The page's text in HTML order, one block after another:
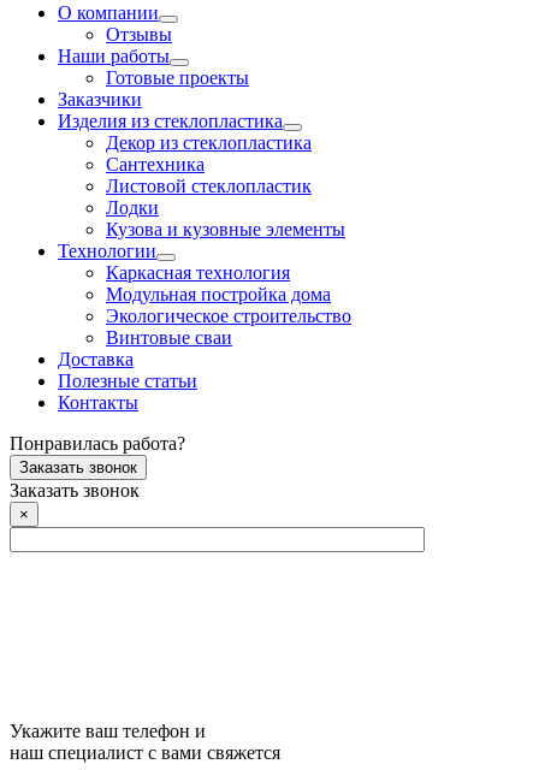
О компании
Отзывы
Наши работы
Готовые проекты
Заказчики
Изделия из стеклопластика
Декор из стеклопластика
Сантехника
Листовой стеклопластик
Лодки
Кузова и кузовные элементы
Технологии
Каркасная технология
Модульная постройка дома
Экологическое строительство
Винтовые сваи
Доставка
Полезные статьи
Контакты
Понравилась работа?
Заказать звонок
Заказать звонок
×
Укажите ваш телефон и
наш специалист с вами свяжется